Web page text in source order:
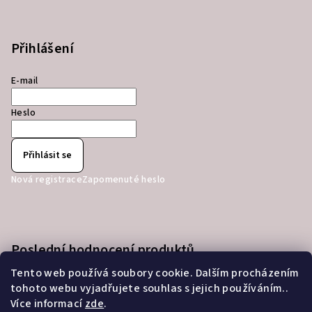
Tento web používá soubory cookie. Dalším procházením
tohoto webu vyjadřujete souhlas s jejich používáním..
Více informacízde.
Přihlášení
E-mail
Heslo
Přihlásit se
Nová registraceZapomenuté heslo
Poslední hodnocení produktů
Hodnocení produktu je 5 z 5 hvězdiček.